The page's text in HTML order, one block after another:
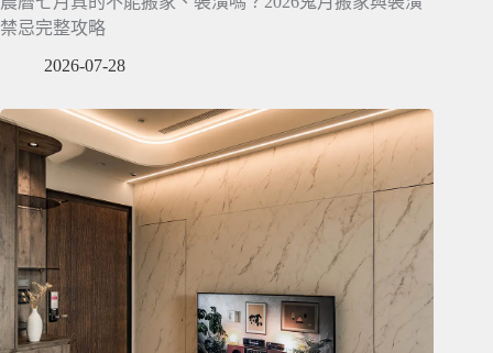
禁忌完整攻略
2026-07-28